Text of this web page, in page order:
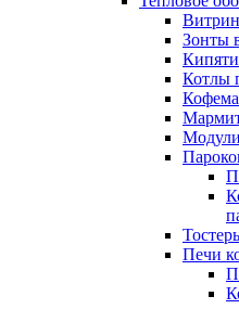
Зонты
Котлы
Печи